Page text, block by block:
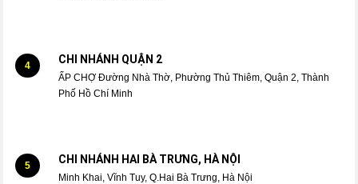
4 CHI NHÁNH QUẬN 2
ẤP CHỢ Đường Nhà Thờ, Phường Thủ Thiêm, Quận 2, Thành
Phố Hồ Chí Minh
5 CHI NHÁNH HAI BÀ TRƯNG, HÀ NỘI
Minh Khai, Vĩnh Tuy, Q.Hai Bà Trưng, Hà Nội